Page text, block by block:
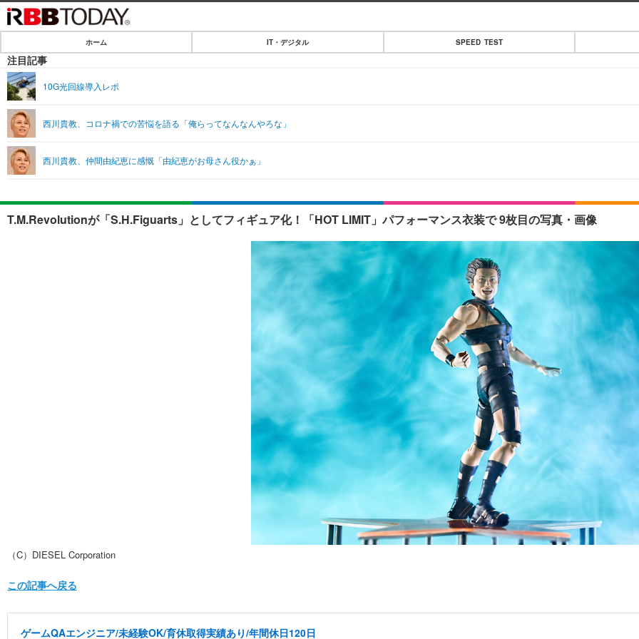
IT・デジタル
ショッピング
SPEED TEST
エンタメ
エンタメTOP
音楽
ライフ
ライフTOP
ペット
その他
リリース一覧
ホーム IT・デジタル SPEED TEST
注目記事
10G光回線導入レポ
西川貴教、コロナ禍での苦悩を語る「俺らってなんなんやろな」
西川貴教、仲間由紀恵に感慨「由紀恵がお母さん役かぁ」
T.M.Revolutionが「S.H.Figuarts」としてフィギュア化！「HOT LIMIT」パフォーマンス衣装で 9枚目の写真・画像
（C）DIESEL Corporation
この記事へ戻る
ゲームQAエンジニア/未経験OK/育休取得実績あり/年間休日120日